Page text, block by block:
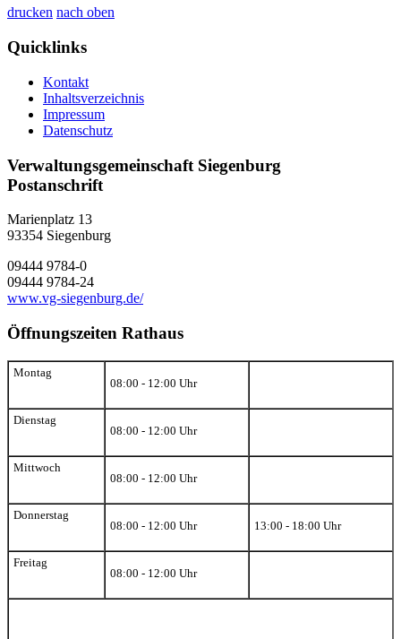
drucken nach oben
Quicklinks
Kontakt
Inhaltsverzeichnis
Impressum
Datenschutz
Verwaltungsgemeinschaft Siegenburg
Postanschrift
Marienplatz 13
93354 Siegenburg
09444 9784-0
09444 9784-24
www.vg-siegenburg.de/
Öffnungszeiten Rathaus
Montag
08:00 - 12:00 Uhr
Dienstag
08:00 - 12:00 Uhr
Mittwoch
08:00 - 12:00 Uhr
Donnerstag
08:00 - 12:00 Uhr
13:00 - 18:00 Uhr
Freitag
08:00 - 12:00 Uhr